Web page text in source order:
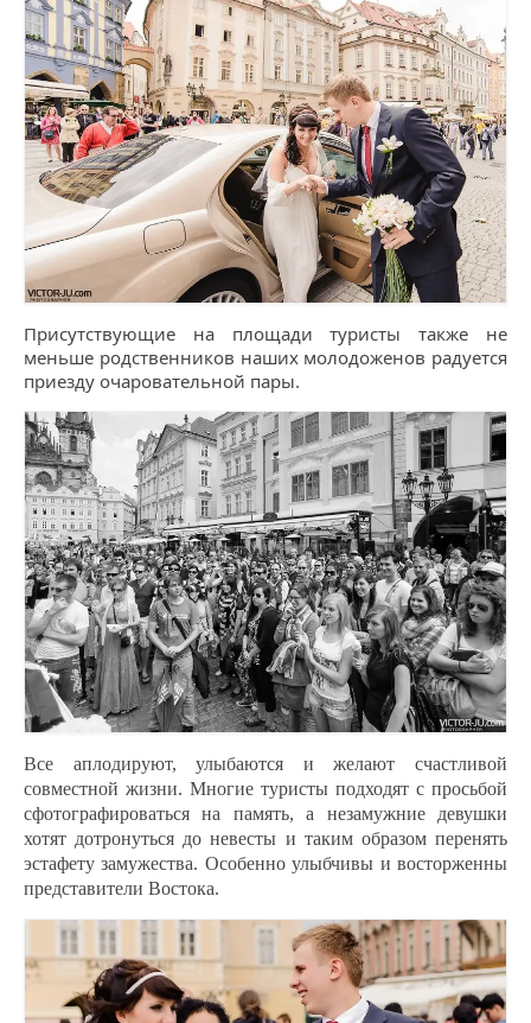
Присутствующие на площади туристы также не
меньше родственников наших молодоженов радуется
приезду очаровательной пары.
Все аплодируют, улыбаются и желают счастливой
совместной жизни. Многие туристы подходят с просьбой
сфотографироваться на память, а незамужние девушки
хотят дотронуться до невесты и таким образом перенять
эстафету замужества. Особенно улыбчивы и восторженны
представители Востока.